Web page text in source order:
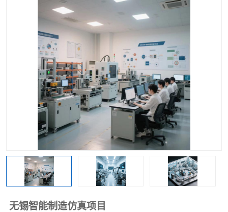
无锡智能制造仿真项目
物流数字孪生 数字企业经营
工业工程实训室